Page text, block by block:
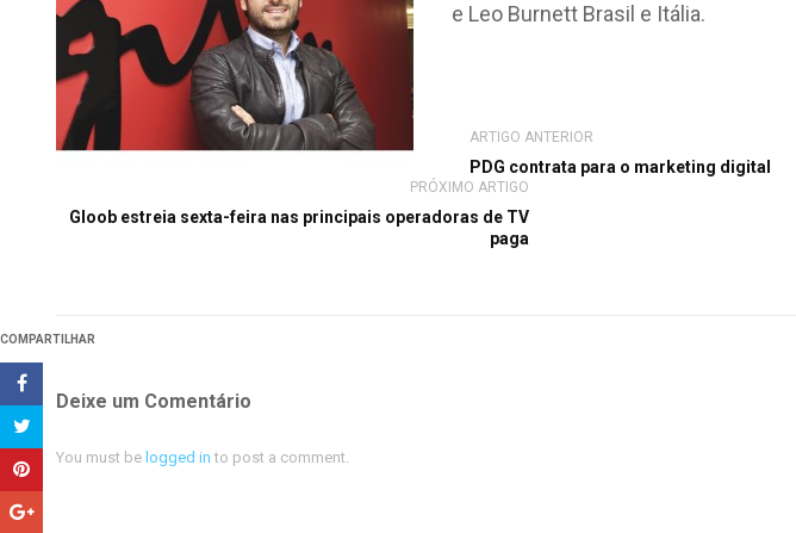
COMPARTILHAR
e Leo Burnett Brasil e Itália.
ARTIGO ANTERIOR
PDG contrata para o marketing digital
PRÓXIMO ARTIGO
Gloob estreia sexta-feira nas principais operadoras de TV
paga
Deixe um Comentário
You must be logged in to post a comment.